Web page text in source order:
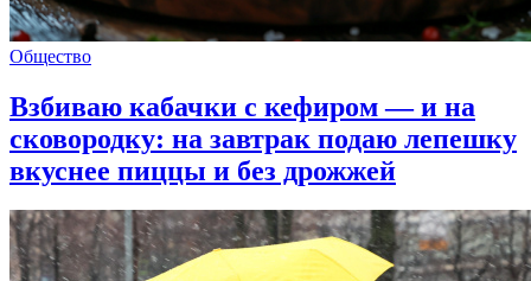
Общество
Взбиваю кабачки с кефиром — и на
сковородку: на завтрак подаю лепешку
вкуснее пиццы и без дрожжей